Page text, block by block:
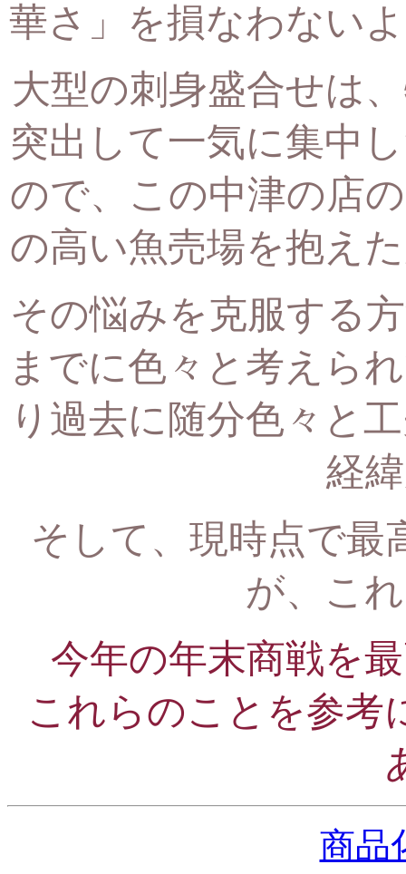
華さ」を損なわない
大型の刺身盛合せは
突出して一気に集中
ので、
この中津の店
の高い魚売場を抱え
その悩みを克服する
までに色々と考えら
り過去に随分色々と
経
そして、現時点で最
が、
こ
今年の年末商戦を
これらのことを参考
商品